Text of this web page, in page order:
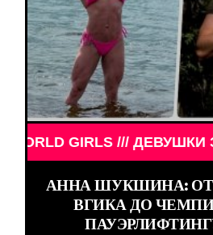
/// WORLD
АННА ШУКШИНА:
ВГИКА ДО